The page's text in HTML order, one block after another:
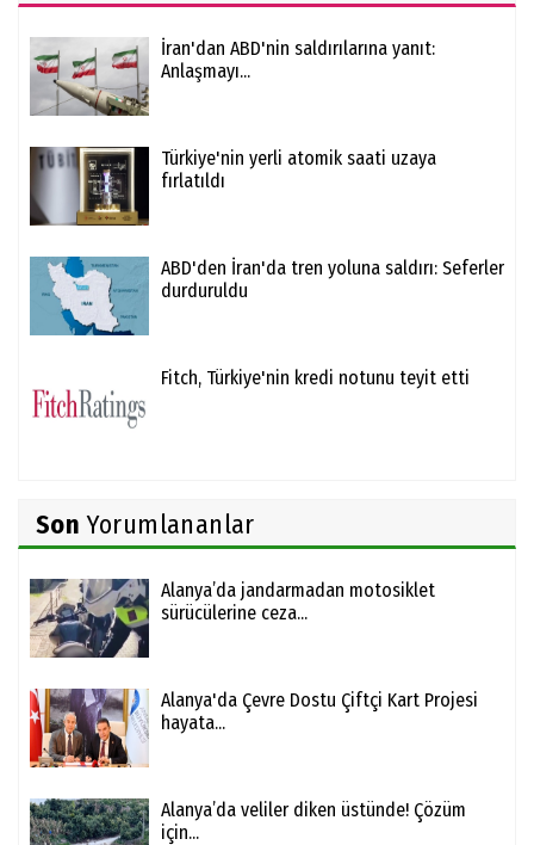
İran'dan ABD'nin saldırılarına yanıt:
Anlaşmayı...
Türkiye'nin yerli atomik saati uzaya
fırlatıldı
ABD'den İran'da tren yoluna saldırı: Seferler
durduruldu
Fitch, Türkiye'nin kredi notunu teyit etti
Son Yorumlananlar
Alanya’da jandarmadan motosiklet
sürücülerine ceza...
Alanya'da Çevre Dostu Çiftçi Kart Projesi
hayata...
Alanya’da veliler diken üstünde! Çözüm
için...